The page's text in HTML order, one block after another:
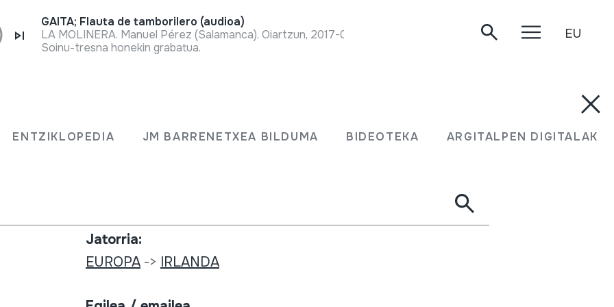
ENTZIKLOPEDIA JM BARRENETXEA BILDUMA BIDEOTEKA ARGITALPEN DIGITALAK
GAITA; Flauta de tamborilero (audioa)
LA MOLINERA. Manuel Pérez (Salamanca). Oiartzun, 2017-07-09.
Soinu-tresna honekin grabatua.
EU
Irudi artxiboa
Jatorria:
EUROPA-> IRLANDA